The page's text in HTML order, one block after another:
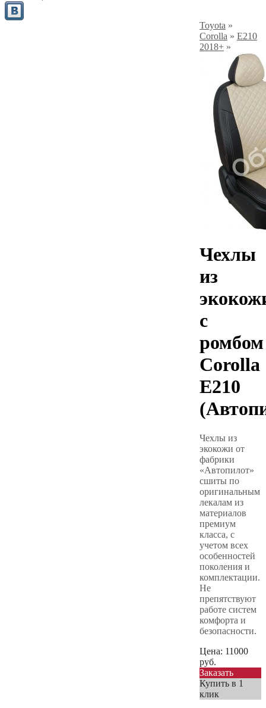
Toyota »
Corolla » E210
2018+ »
Чехлы
из
с
ромбом
Corolla
E210
Чехлы из
экокожи от
фабрики
«Автопилот»
сшиты по
оригинальным
лекалам из
материалов
премиум
класса, с
учетом всех
особенностей
поколения и
комплектации.
Не
препятствуют
работе систем
комфорта и
безопасности.
Цена: 11000
руб.
Заказать
Купить в 1
клик